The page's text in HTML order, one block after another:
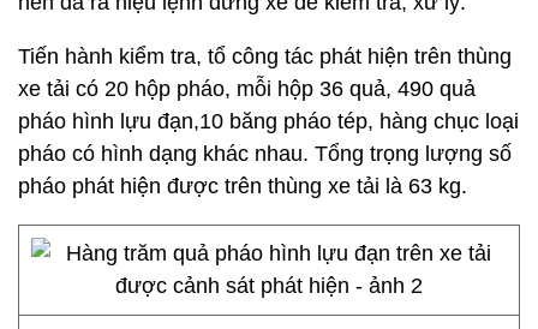
Tiến hành kiểm tra, tổ công tác phát hiện trên thùng
xe tải có 20 hộp pháo, mỗi hộp 36 quả, 490 quả
pháo hình lựu đạn,10 băng pháo tép, hàng chục loại
pháo có hình dạng khác nhau. Tổng trọng lượng số
pháo phát hiện được trên thùng xe tải là 63 kg.